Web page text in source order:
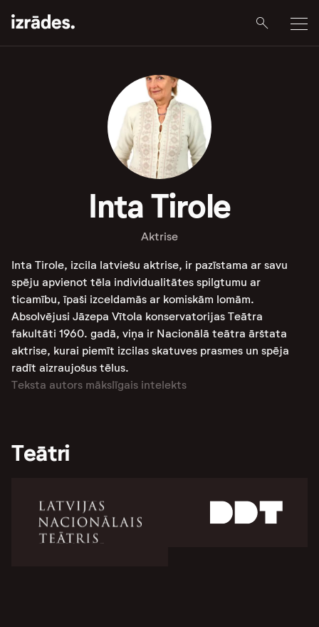
Inta Tirole
Aktrise
Inta Tirole, izcila latviešu aktrise, ir pazīstama ar savu
spēju apvienot tēla individualitātes spilgtumu ar
ticamību, īpaši izceldamās ar komiskām lomām.
Absolvējusi Jāzepa Vītola konservatorijas Teātra
fakultāti 1960. gadā, viņa ir Nacionālā teātra ārštata
aktrise, kurai piemīt izcilas skatuves prasmes un spēja
radīt aizraujošus tēlus​​​​​​​​.
Teksta autors mākslīgais intelekts
Teātri